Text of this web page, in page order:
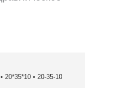
20*35*10 • 20-35-10